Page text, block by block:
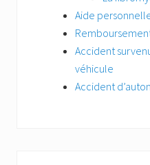
Aide
Accident
véhicule
Accident